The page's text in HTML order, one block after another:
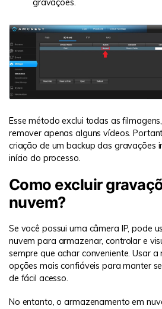
gravações.
Esse método exclui todas as
remover apenas alguns vídeos.
criação de um backup das gravações
início do processo.
Como excluir
nuvem?
Se você possui uma câmera IP, pode
nuvem para armazenar, controlar e
sempre que achar conveniente. Usar a
opções mais confiáveis para manter
de fácil acesso.
No entanto, o armazenamento em